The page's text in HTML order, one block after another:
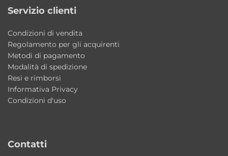
Finitura asse: legno di okoumè
Stile: moderno funzionale
Produzione: Made in Italy
Perché scegliere MEG11PRO Galassia
Una soluzione versatile e robusta che unisce
design contemporaneo, funzionalità
Servizio clienti
Condizioni di vendita
Regolamento per gli acquirenti
Metodi di pagamento
Modalità di spedizione
Resi e rimborsi
Informativa Privacy
Condizioni d'uso
Contatti